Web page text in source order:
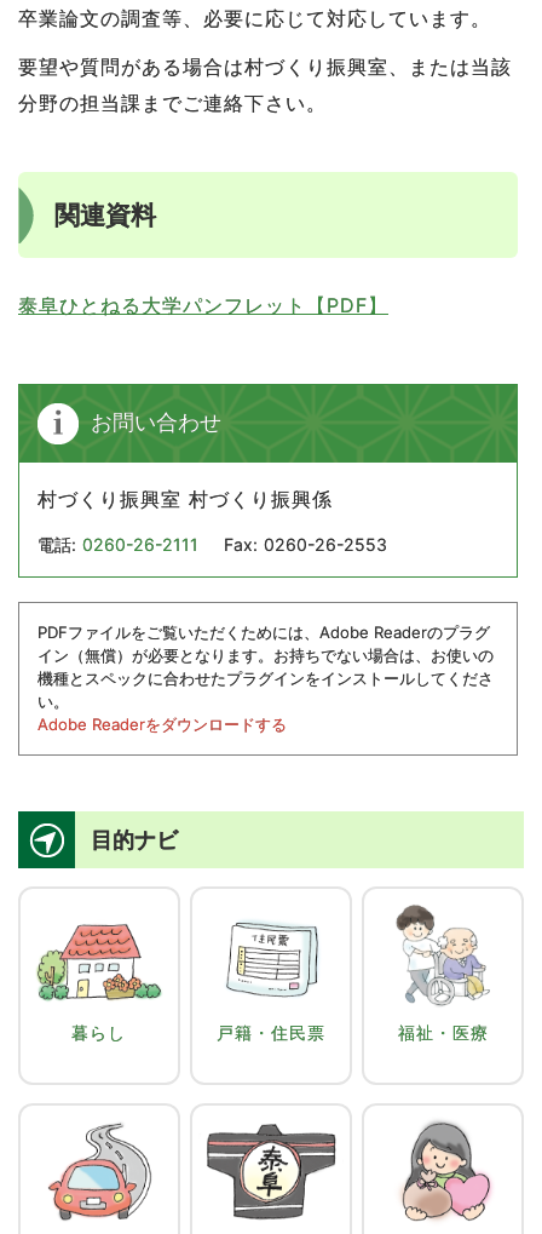
卒業論文の調査等、必要に応じて対応しています。
要望や質問がある場合は村づくり振興室、または当該
分野の担当課までご連絡下さい。
関連資料
泰阜ひとねる大学パンフレット【PDF】
お問い合わせ
村づくり振興室 村づくり振興係
電話: 0260-26-2111 Fax: 0260-26-2553
PDFファイルをご覧いただくためには、Adobe Readerのプラグ
イン（無償）が必要となります。お持ちでない場合は、お使いの
機種とスペックに合わせたプラグインをインストールしてくださ
い。
Adobe Readerをダウンロードする
目的ナビ
暮らし 戸籍・住民票 福祉・医療